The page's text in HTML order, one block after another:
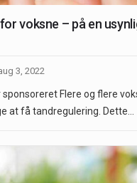
voksne – på en
3, 2022
sponsoreret Flere og flere
at få tandregulering. Dette…